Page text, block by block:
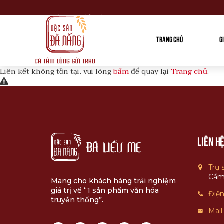
Chào mừng bạn đến với Website Banhkhome
TRANG CHỦ
Liên kết không tồn tại, vui lòngbấmđể quay lạiTrang chủ.
Mang cho khách hàng trải nghiệm
giá trị về “1 sản phẩm văn hóa
truyền thống”.
Liên hệ
Trụ
Mail: